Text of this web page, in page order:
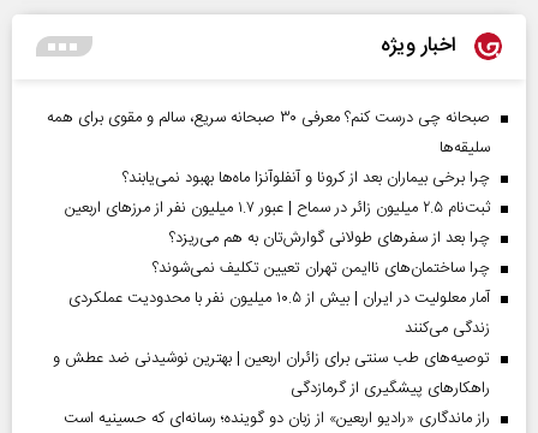
اخبار ویژه
صبحانه چی درست کنم؟ معرفی ۳۰ صبحانه سریع، سالم و مقوی برای همه
سلیقه‌ها
چرا برخی بیماران بعد از کرونا و آنفلوآنزا ماه‌ها بهبود نمی‌یابند؟
ثبت‌نام ۲.۵ میلیون زائر در سماح | عبور ۱.۷ میلیون نفر از مرز‌های اربعین
چرا بعد از سفرهای طولانی گوارش‌تان به هم می‌ریزد؟
چرا ساختمان‌های ناایمن تهران تعیین تکلیف نمی‌شوند؟
آمار معلولیت در ایران | بیش از ۱۰.۵ میلیون نفر با محدودیت عملکردی
زندگی می‌کنند
توصیه‌های طب سنتی برای زائران اربعین | بهترین نوشیدنی ضد عطش و
راهکارهای پیشگیری از گرمازدگی
راز ماندگاری «رادیو اربعین» از زبان دو گوینده؛ رسانه‌ای که حسینیه است